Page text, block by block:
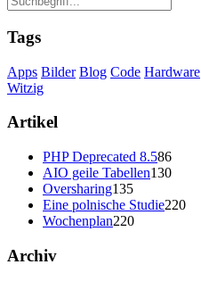
Tags
Apps Bilder Blog Code Hardware
Witzig
Artikel
PHP Deprecated 8.586
AIO geile Tabellen130
Oversharing135
Eine polnische Studie220
Wochenplan220
Archiv